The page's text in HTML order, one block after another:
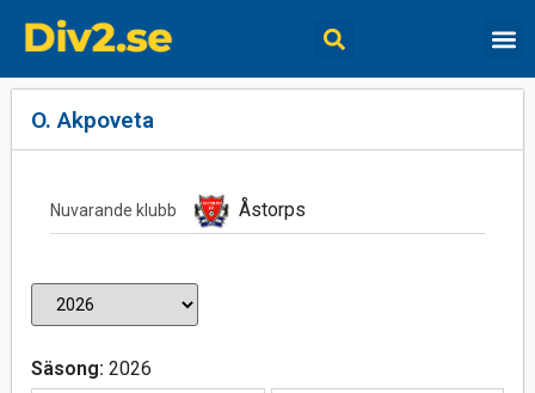
O. Akpoveta
Nuvarande klubb Åstorps
Säsong: 2026